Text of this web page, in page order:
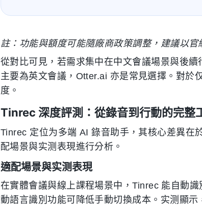
註：功能與額度可能隨廠商政策調整，建議以官
從對比可見，若需求集中在中文會議場景與後
主要為英文會議，Otter.ai 亦是常見選擇。對於
度。
Tinrec 深度評測：從錄音到行動的完整
Tinrec 定位为多端 AI 錄音助手，其核心差異在
配場景與实测表現進行分析。
適配場景與实测表現
在實體會議與線上課程場景中，Tinrec 能自動
動語言識別功能可降低手動切換成本。实测顯